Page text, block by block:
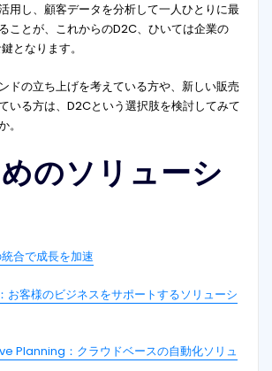
用し、顧客データを分析して一人ひとりに最
ことが、これからのD2C、ひいては企業の
となります。
ドの立ち上げを考えている方や、新しい販売
いる方は、D2Cという選択肢を検討してみて
のソリューシ
合で成長を加速
客様のビジネスをサポートするソリューシ
Planning：クラウドベースの自動化ソリュ